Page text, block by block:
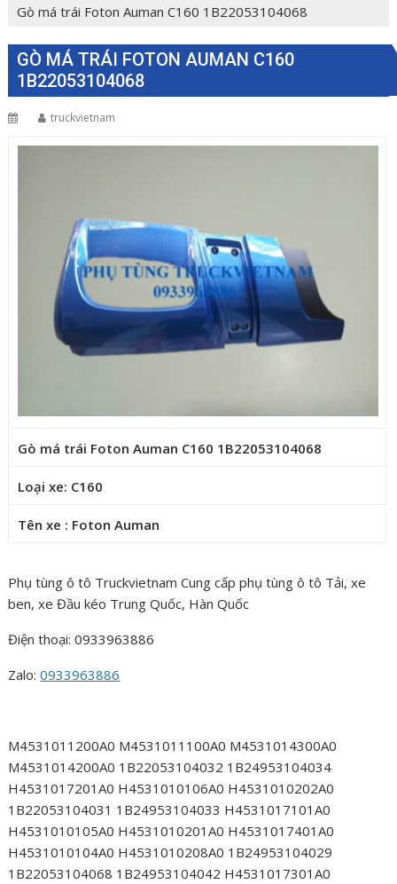
Gò má trái Foton Auman C160 1B22053104068
GÒ MÁ TRÁI FOTON AUMAN C160
1B22053104068
truckvietnam
Gò má trái Foton Auman C160 1B22053104068
Loại xe: C160
Tên xe : Foton Auman
Phụ tùng ô tô Truckvietnam Cung cấp phụ tùng ô tô Tải, xe
ben, xe Đầu kéo Trung Quốc, Hàn Quốc
Điện thoại: 0933963886
Zalo:0933963886
M4531011200A0 M4531011100A0 M4531014300A0
M4531014200A0 1B22053104032 1B24953104034
H4531017201A0 H4531010106A0 H4531010202A0
1B22053104031 1B24953104033 H4531017101A0
H4531010105A0 H4531010201A0 H4531017401A0
H4531010104A0 H4531010208A0 1B24953104029
1B22053104068 1B24953104042 H4531017301A0